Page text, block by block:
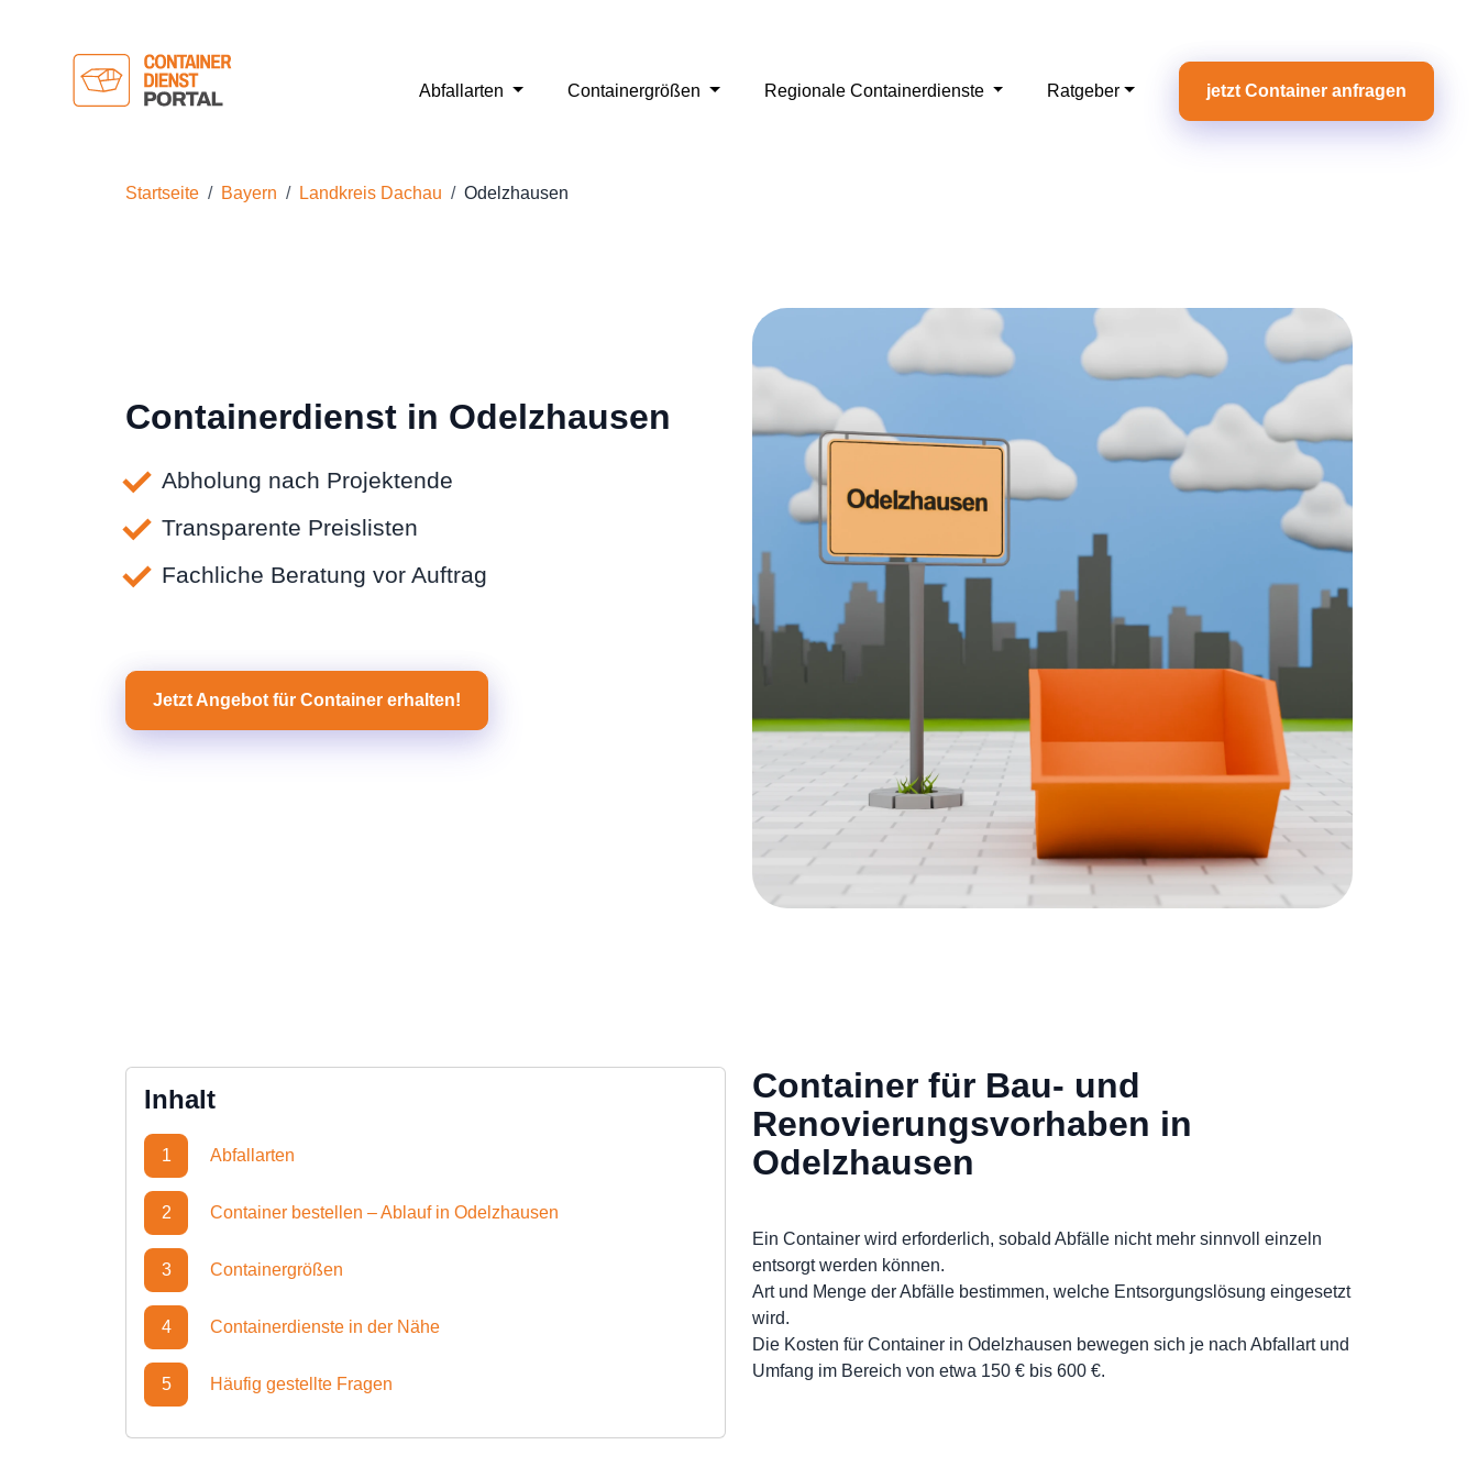
Abfallarten Containergrößen Regionale Containerdienste Ratgeber jetzt Container anfragen
Startseite Bayern Landkreis Dachau Odelzhausen
Containerdienst in Odelzhausen
Abholung nach Projektende
Transparente Preislisten
Fachliche Beratung vor Auftrag
Jetzt Angebot für Container erhalten!
Inhalt
1 Abfallarten
2 Container bestellen – Ablauf in Odelzhausen
3 Containergrößen
4 Containerdienste in der Nähe
5 Häufig gestellte Fragen
Container für Bau- und
Renovierungsvorhaben in
Odelzhausen
Ein Container wird erforderlich, sobald Abfälle nicht mehr sinnvoll einzeln
entsorgt werden können.
Art und Menge der Abfälle bestimmen, welche Entsorgungslösung eingesetzt
wird.
Die Kosten für Container in Odelzhausen bewegen sich je nach Abfallart und
Umfang im Bereich von etwa 150 € bis 600 €.